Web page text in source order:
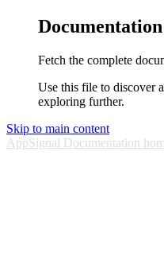
Fetch the complete
Use this file to discover
exploring further.
Skip to main content
AppSignal Documentation